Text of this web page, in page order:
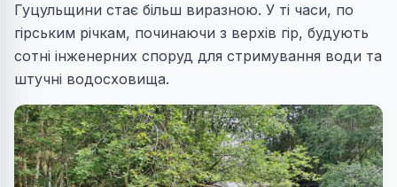
Гуцульщини стає більш виразною. У ті часи, по
гірським річкам, починаючи з верхів гір, будують
сотні інженерних споруд для стримування води та
штучні водосховища.